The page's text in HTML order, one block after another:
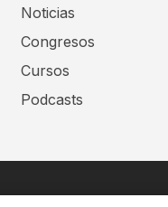
Noticias
Congresos
Cursos
Podcasts